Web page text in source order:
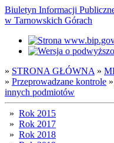
Biuletyn Informacji
w Tarnowskich Górach
» STRONA GŁÓWNA »
» Przeprowadzane kontrole »
innych podmiotów
» Rok 2015
» Rok 2017
» Rok 2018